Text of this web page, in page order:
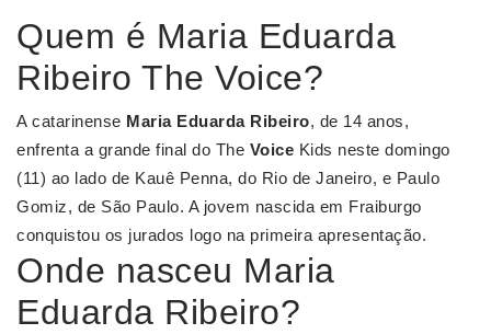
Quem é Maria Eduarda
Ribeiro The Voice?
A catarinense Maria Eduarda Ribeiro, de 14 anos,
enfrenta a grande final do The Voice Kids neste domingo
(11) ao lado de Kauê Penna, do Rio de Janeiro, e Paulo
Gomiz, de São Paulo. A jovem nascida em Fraiburgo
conquistou os jurados logo na primeira apresentação.
Onde nasceu Maria
Eduarda Ribeiro?